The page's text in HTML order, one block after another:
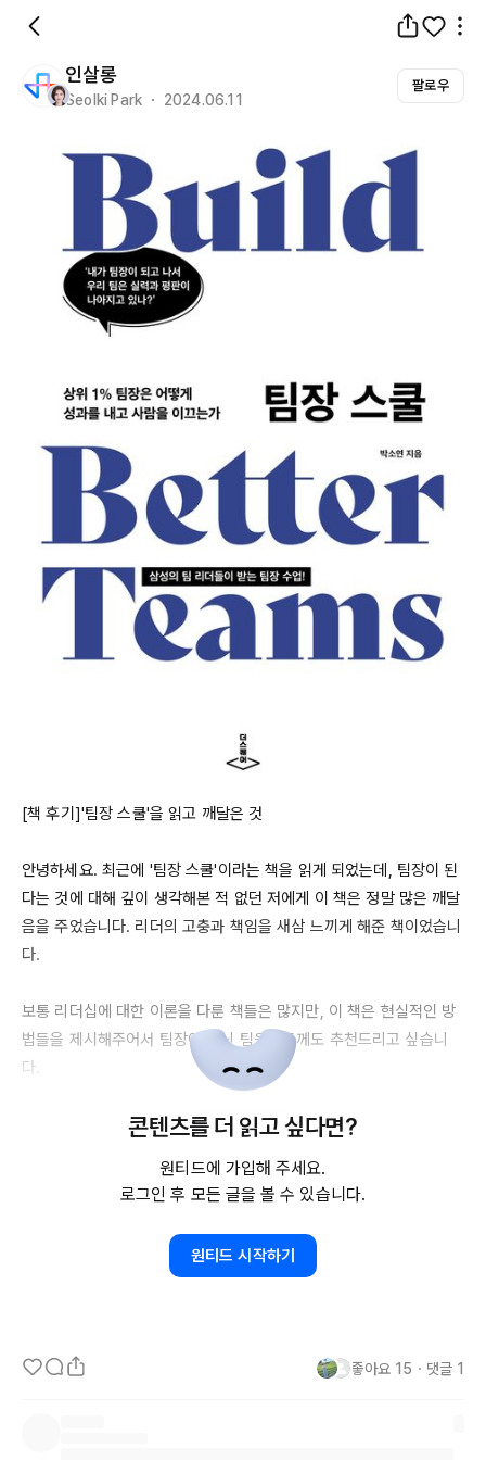
인살롱
Seolki Park ・ 2024.06.11
팔로우
[책 후기]'팀장 스쿨'을 읽고 깨달은 것
안녕하세요. 최근에 '팀장 스쿨'이라는 책을 읽게 되었는데, 팀장이 된
다는 것에 대해 깊이 생각해본 적 없던 저에게 이 책은 정말 많은 깨달
음을 주었습니다. 리더의 고충과 책임을 새삼 느끼게 해준 책이었습니
다.
보통 리더십에 대한 이론을 다룬 책들은 많지만, 이 책은 현실적인 방
법들을 제시해주어서 팀장이 아닌 팀원분들께도 추천드리고 싶습니
다.
'팀장 스쿨'을 읽고 가장 크게 느낀 점은 리더가 되는 일이 결코 쉬운
처럼 여겨졌지만, 요즘은 오히려 실무자로 남고 싶어하는 사람들이 많
다는 얘기를 종종 듣곤 합니다. 마음의 준비가 되지 않은 상태에서 팀
장이 되면 다양한 성향의 팀원들을 관리하고 소통하는 데 어려움을 겪
기도 하고, 팀원들의 성장을 위한 건설적인 피드백을 주는 것도 쉽지
최근 '3요 직원'(이걸요? 제가요? 왜요?)부터 블라인드, 잡플래닛 같
콘텐츠를 더 읽고 싶다면?
원티드에 가입해 주세요.
로그인 후 모든 글을 볼 수 있습니다.
원티드 시작하기
좋아요 15 ・ 댓글 1